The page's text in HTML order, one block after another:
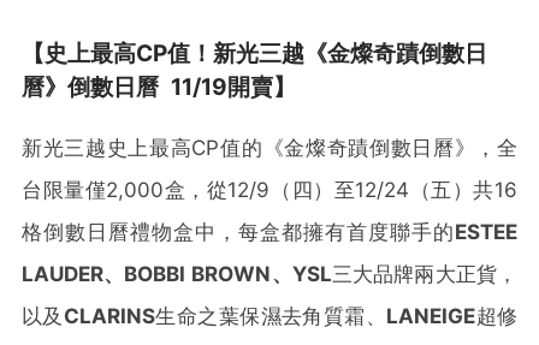
【史上最高CP值！新光三越《金燦奇蹟倒數日
曆》倒數日曆11/19開賣】
新光三越史上最高CP值的《金燦奇蹟倒數日曆》，全
台限量僅2,000盒，從12/9（四）至12/24（五）共16
格倒數日曆禮物盒中，每盒都擁有首度聯手的ESTEE
LAUDER、 BOBBI BROWN、 YSL三大品牌兩大正貨，
以及 CLARINS生命之葉保濕去角質霜、 LANEIGE超修